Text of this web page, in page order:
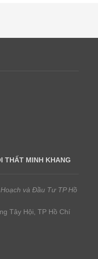
THẤT MINH KHANG
và Đầu Tư TP Hồ
Tây Hội, TP Hồ Chí